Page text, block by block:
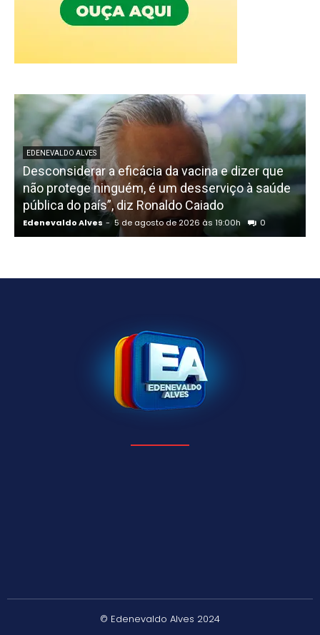
EDENEVALDO ALVES
Desconsiderar a eficácia da vacina e dizer que
não protege ninguém, é um desserviço à saúde
pública do país”, diz Ronaldo Caiado
Edenevaldo Alves - 5 de agosto de 2026 às 19:00h 0
© Edenevaldo Alves 2024